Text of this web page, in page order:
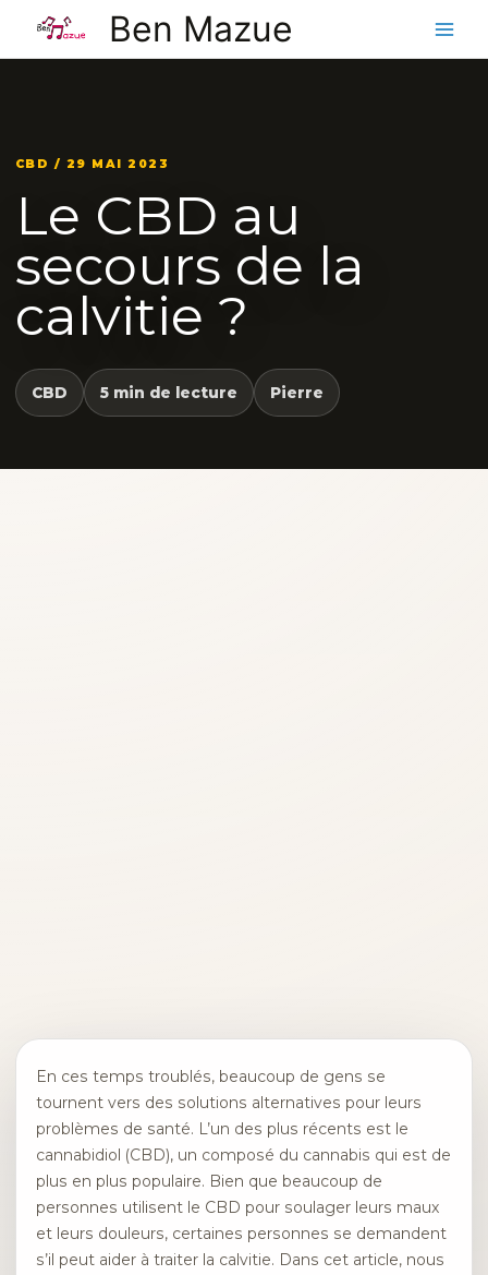
contenu
Ben Mazue
CBD / 29 MAI 2023
Le CBD au
secours de la
calvitie ?
CBD 5 min de lecture Pierre
En ces temps troublés, beaucoup de gens se
tournent vers des solutions alternatives pour leurs
problèmes de santé. L’un des plus récents est le
cannabidiol (CBD), un composé du cannabis qui est de
plus en plus populaire. Bien que beaucoup de
personnes utilisent le CBD pour soulager leurs maux
et leurs douleurs, certaines personnes se demandent
s’il peut aider à traiter la calvitie. Dans cet article, nous